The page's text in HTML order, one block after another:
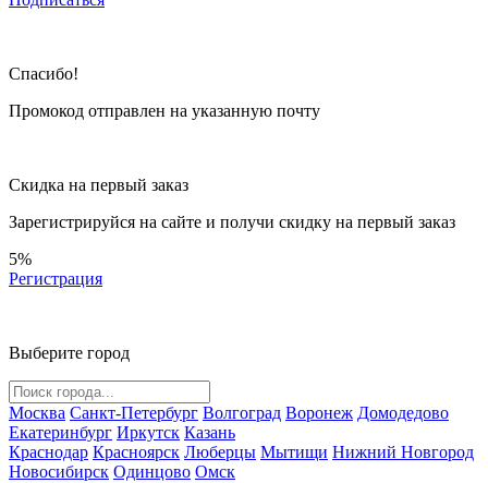
Спасибо!
Промокод отправлен на указанную почту
Скидка на первый заказ
Зарегистрируйся на сайте и получи скидку на первый заказ
5%
Регистрация
Выберите город
Москва Санкт-Петербург Волгоград Воронеж Домодедово
Екатеринбург Иркутск Казань
Краснодар Красноярск Люберцы Мытищи Нижний Новгород
Новосибирск Одинцово Омск